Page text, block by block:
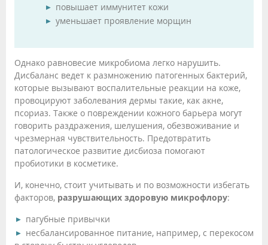
повышает иммунитет кожи
уменьшает проявление морщин
Однако равновесие микробиома легко нарушить.
Дисбаланс ведет к размножению патогенных бактерий,
которые вызывают воспалительные реакции на коже,
провоцируют заболевания дермы такие, как акне,
псориаз. Также о повреждении кожного барьера могут
говорить раздражения, шелушения, обезвоживание и
чрезмерная чувствительность. Предотвратить
патологическое развитие дисбиоза помогают
пробиотики в косметике.
И, конечно, стоит учитывать и по возможности избегать
факторов, разрушающих здоровую микрофлору:
пагубные привычки
несбалансированное питание, например, с перекосом